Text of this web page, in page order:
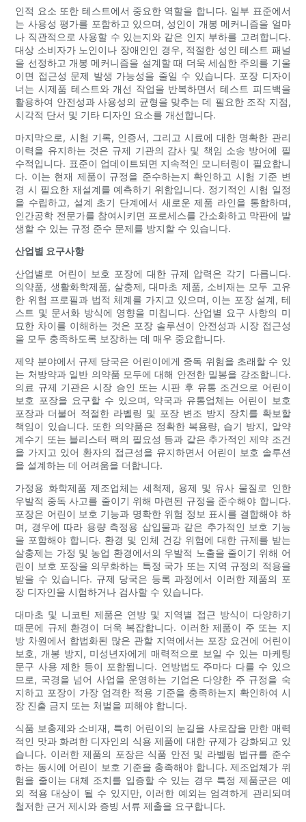
인적 요소 또한 테스트에서 중요한 역할을 합니다. 일부 표준에서
는 사용성 평가를 포함하고 있으며, 성인이 개봉 메커니즘을 얼마
나 직관적으로 사용할 수 있는지와 같은 인지 부하를 고려합니다.
대상 소비자가 노인이나 장애인인 경우, 적절한 성인 테스트 패널
을 선정하고 개봉 메커니즘을 설계할 때 더욱 세심한 주의를 기울
이면 접근성 문제 발생 가능성을 줄일 수 있습니다. 포장 디자이
너는 시제품 테스트와 개선 작업을 반복하면서 테스트 피드백을
활용하여 안전성과 사용성의 균형을 맞추는 데 필요한 조작 지점,
시각적 단서 및 기타 디자인 요소를 개선합니다.
마지막으로, 시험 기록, 인증서, 그리고 시료에 대한 명확한 관리
이력을 유지하는 것은 규제 기관의 감사 및 책임 소송 방어에 필
수적입니다. 표준이 업데이트되면 지속적인 모니터링이 필요합니
다. 이는 현재 제품이 규정을 준수하는지 확인하고 시험 기준 변
경 시 필요한 재설계를 예측하기 위함입니다. 정기적인 시험 일정
을 수립하고, 설계 초기 단계에서 새로운 제품 라인을 통합하며,
인간공학 전문가를 참여시키면 프로세스를 간소화하고 막판에 발
생할 수 있는 규정 준수 문제를 방지할 수 있습니다.
산업별 요구사항
산업별로 어린이 보호 포장에 대한 규제 압력은 각기 다릅니다.
의약품, 생활화학제품, 살충제, 대마초 제품, 소비재는 모두 고유
한 위험 프로필과 법적 체계를 가지고 있으며, 이는 포장 설계, 테
스트 및 문서화 방식에 영향을 미칩니다. 산업별 요구 사항의 미
묘한 차이를 이해하는 것은 포장 솔루션이 안전성과 시장 접근성
을 모두 충족하도록 보장하는 데 매우 중요합니다.
제약 분야에서 규제 당국은 어린이에게 중독 위험을 초래할 수 있
는 처방약과 일반 의약품 모두에 대해 안전한 밀봉을 강조합니다.
의료 규제 기관은 시장 승인 또는 시판 후 유통 조건으로 어린이
보호 포장을 요구할 수 있으며, 약국과 유통업체는 어린이 보호
포장과 더불어 적절한 라벨링 및 포장 변조 방지 장치를 확보할
책임이 있습니다. 또한 의약품은 정확한 복용량, 습기 방지, 알약
계수기 또는 블리스터 팩의 필요성 등과 같은 추가적인 제약 조건
을 가지고 있어 환자의 접근성을 유지하면서 어린이 보호 솔루션
을 설계하는 데 어려움을 더합니다.
가정용 화학제품 제조업체는 세척제, 용제 및 유사 물질로 인한
우발적 중독 사고를 줄이기 위해 마련된 규정을 준수해야 합니다.
포장은 어린이 보호 기능과 명확한 위험 정보 표시를 결합해야 하
며, 경우에 따라 용량 측정용 삽입물과 같은 추가적인 보호 기능
을 포함해야 합니다. 환경 및 인체 건강 위험에 대한 규제를 받는
살충제는 가정 및 농업 환경에서의 우발적 노출을 줄이기 위해 어
린이 보호 포장을 의무화하는 특정 국가 또는 지역 규정의 적용을
받을 수 있습니다. 규제 당국은 등록 과정에서 이러한 제품의 포
장 디자인을 시험하거나 검사할 수 있습니다.
대마초 및 니코틴 제품은 연방 및 지역별 접근 방식이 다양하기
때문에 규제 환경이 더욱 복잡합니다. 이러한 제품이 주 또는 지
방 차원에서 합법화된 많은 관할 지역에서는 포장 요건에 어린이
보호, 개봉 방지, 미성년자에게 매력적으로 보일 수 있는 마케팅
문구 사용 제한 등이 포함됩니다. 연방법도 주마다 다를 수 있으
므로, 국경을 넘어 사업을 운영하는 기업은 다양한 주 규정을 숙
지하고 포장이 가장 엄격한 적용 기준을 충족하는지 확인하여 시
장 진출 금지 또는 처벌을 피해야 합니다.
식품 보충제와 소비재, 특히 어린이의 눈길을 사로잡을 만한 매력
적인 맛과 화려한 디자인의 식용 제품에 대한 규제가 강화되고 있
습니다. 이러한 제품의 포장은 식품 안전 및 라벨링 법규를 준수
하는 동시에 어린이 보호 기준을 충족해야 합니다. 제조업체가 위
험을 줄이는 대체 조치를 입증할 수 있는 경우 특정 제품군은 예
외 적용 대상이 될 수 있지만, 이러한 예외는 엄격하게 관리되며
철저한 근거 제시와 증빙 서류 제출을 요구합니다.